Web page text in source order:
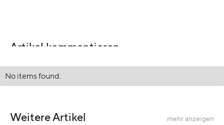
Artikel kommentieren
No items found.
Weitere Artikel mehr anzeigen